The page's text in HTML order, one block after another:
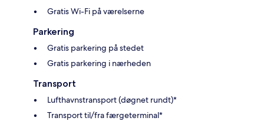
Gratis Wi-Fi på værelserne
Parkering
Gratis parkering på stedet
Gratis parkering i nærheden
Transport
Lufthavnstransport (døgnet rundt)*
Transport til/fra færgeterminal*